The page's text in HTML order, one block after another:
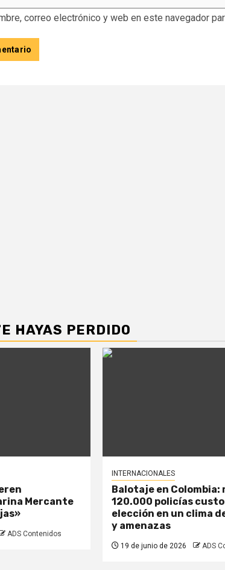
correo electrónico y web en este navegador
HAYAS PERDIDO
Mercante
ADS Contenidos
INTERNACIONALES
Balotaje en Colombia:
120.000 policías
elección en un clima
y amenazas
19 de junio de 2026 ADS